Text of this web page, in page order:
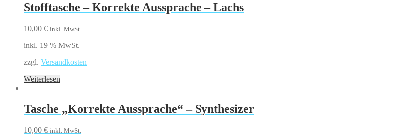
Stofftasche – Korrekte Aussprache – Lachs
10,00 € inkl. MwSt.
inkl. 19 % MwSt.
zzgl. Versandkosten
Weiterlesen
Tasche „Korrekte Aussprache“ – Synthesizer
10,00 € inkl. MwSt.